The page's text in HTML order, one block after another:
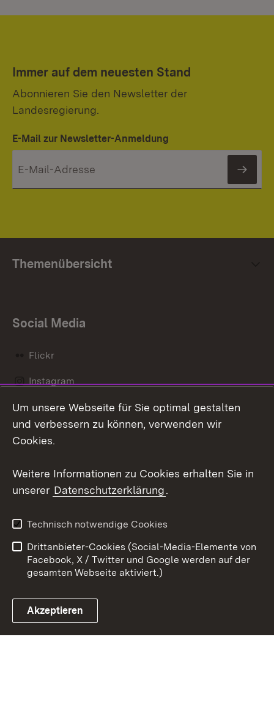
Immer auf dem neuesten Stand
Abonnieren Sie den Newsletter der
Landesregierung.
E-Mail zur Newsletter-Anmeldung
Themenübersicht
Social Media
Flickr
Instagram
Social Wall
Link zum Landesportal
Barrierefreiheit
Benutzungshinweise
Impressum
Cookies
Um unsere Webseite für Sie optimal gestalten
und verbessern zu können, verwenden wir
Cookies.
Weitere Informationen zu Cookies erhalten Sie in
unserer Datenschutzerklärung.
Technisch notwendige Cookies
Drittanbieter-Cookies (Social-Media-Elemente von
Facebook, X / Twitter und Google werden auf der
gesamten Webseite aktiviert.)
Akzeptieren